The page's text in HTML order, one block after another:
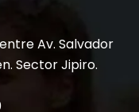
Av. Salvador
Sector Jipiro.